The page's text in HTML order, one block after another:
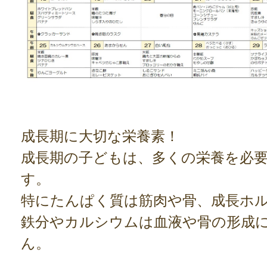
成長期に大切な栄養素！
成長期の子どもは、多くの栄養を必
す。
特にたんぱく質は筋肉や骨、成長ホ
鉄分やカルシウムは血液や骨の形成
ん。